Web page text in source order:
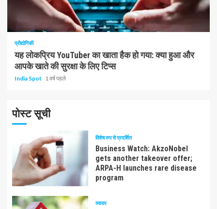
प्रौद्योगिकी
यह लोकप्रिय YouTuber का खाता हैक हो गया: क्या हुआ और
आपके खाते की सुरक्षा के लिए टिप्स
India Spot 1 वर्ष पहले
पोस्ट सूची
विशेष रुप से प्रदर्शित
Business Watch: AkzoNobel
gets another takeover offer;
ARPA-H launches rare disease
program
व्यापार